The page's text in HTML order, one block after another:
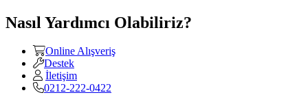
Nasıl Yardımcı Olabiliriz?
Online Alışveriş
Destek
İletişim
0212-222-0422